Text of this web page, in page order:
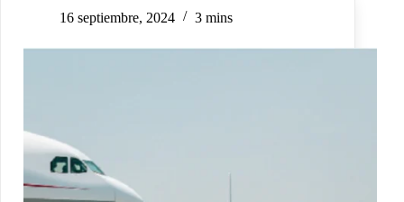
16 septiembre, 2024 3 mins